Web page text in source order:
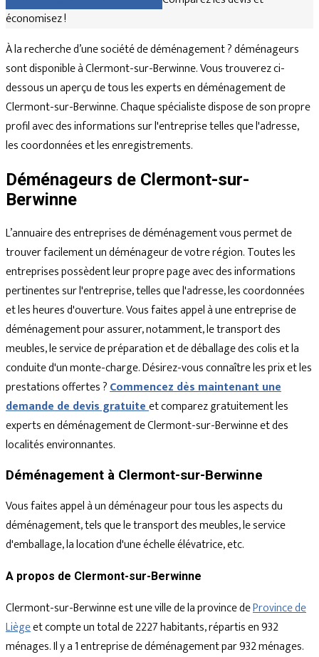
économisez !
À la recherche d’une société de déménagement ? déménageurs
sont disponible à Clermont-sur-Berwinne. Vous trouverez ci-
dessous un aperçu de tous les experts en déménagement de
Clermont-sur-Berwinne. Chaque spécialiste dispose de son propre
profil avec des informations sur l'entreprise telles que l'adresse,
les coordonnées et les enregistrements.
Déménageurs de Clermont-sur-
Berwinne
L’annuaire des entreprises de déménagement vous permet de
trouver facilement un déménageur de votre région. Toutes les
entreprises possèdent leur propre page avec des informations
pertinentes sur l'entreprise, telles que l'adresse, les coordonnées
et les heures d'ouverture. Vous faites appel à une entreprise de
déménagement pour assurer, notamment, le transport des
meubles, le service de préparation et de déballage des colis et la
conduite d'un monte-charge. Désirez-vous connaître les prix et les
prestations offertes ?Commencez dès maintenant une
demande de devis gratuiteet comparez gratuitement les
experts en déménagement de Clermont-sur-Berwinne et des
localités environnantes.
Déménagement à Clermont-sur-Berwinne
Vous faites appel à un déménageur pour tous les aspects du
déménagement, tels que le transport des meubles, le service
d'emballage, la location d'une échelle élévatrice, etc.
A propos de Clermont-sur-Berwinne
Clermont-sur-Berwinne est une ville de la province deProvince de
Liègeet compte un total de 2227 habitants, répartis en 932
ménages. Il y a 1 entreprise de déménagement par 932 ménages.